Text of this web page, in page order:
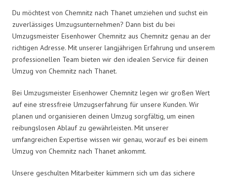
Du möchtest von Chemnitz nach Thanet umziehen und suchst ein
zuverlässiges Umzugsunternehmen? Dann bist du bei
Umzugsmeister Eisenhower Chemnitz aus Chemnitz genau an der
richtigen Adresse. Mit unserer langjährigen Erfahrung und unserem
professionellen Team bieten wir den idealen Service für deinen
Umzug von Chemnitz nach Thanet.
Bei Umzugsmeister Eisenhower Chemnitz legen wir großen Wert
auf eine stressfreie Umzugserfahrung für unsere Kunden. Wir
planen und organisieren deinen Umzug sorgfältig, um einen
reibungslosen Ablauf zu gewährleisten. Mit unserer
umfangreichen Expertise wissen wir genau, worauf es bei einem
Umzug von Chemnitz nach Thanet ankommt.
Unsere geschulten Mitarbeiter kümmern sich um das sichere